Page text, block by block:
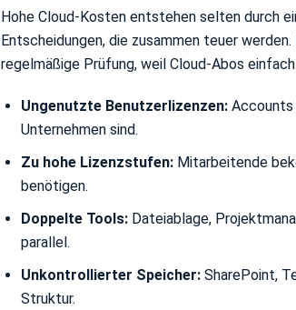
Hohe Cloud-Kosten entstehen selten durch
Entscheidungen, die zusammen teuer
regelmäßige Prüfung, weil Cloud-Abos
Ungenutzte Benutzerlizenzen: Accounts
Unternehmen sind.
Zu hohe Lizenzstufen: Mitarbeitende
benötigen.
Doppelte Tools: Dateiablage,
parallel.
Unkontrollierter Speicher: SharePoint,
Struktur.